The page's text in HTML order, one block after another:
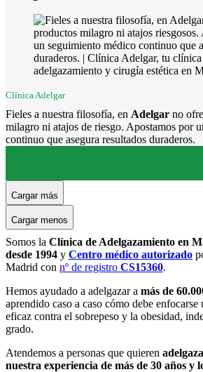
Clínica Adelgar
Fieles a nuestra filosofía, en Adelgar no
milagro ni atajos de riesgo. Apostamos por
continuo que asegura resultados duraderos.
Cargar más
Cargar menos
Somos la Clínica de Adelgazamiento en
desde 1994 y Centro médico autorizado
Madrid con nº de registro CS15360.
Hemos ayudado a adelgazar a más de
aprendido caso a caso cómo debe
eficaz contra el sobrepeso y la obesidad,
grado.
Atendemos a personas que quieren
nuestra experiencia de más de 30 años y